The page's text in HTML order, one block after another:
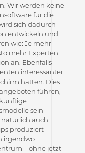
Wir werden keine
für die
sich dadurch
entwickeln und
wie: Je mehr
mehr Experten
an. Ebenfalls
interessanter,
hatten. Dies
führen,
sein
auch
produziert
irgendwo
– ohne jetzt